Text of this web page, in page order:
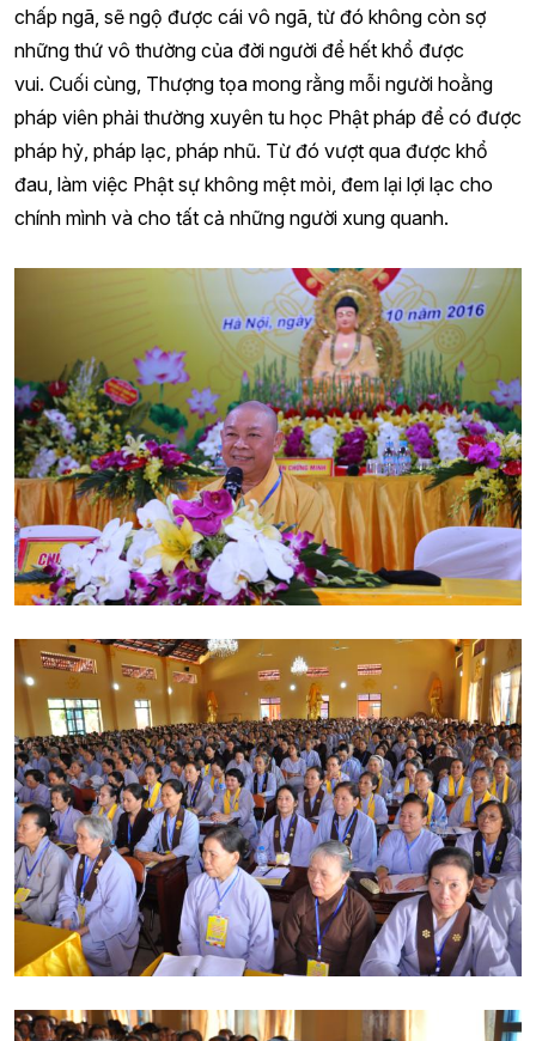
chấp ngã, sẽ ngộ được cái vô ngã, từ đó không còn sợ
những thứ vô thường của đời người để hết khổ được
vui. Cuối cùng, Thượng tọa mong rằng mỗi người hoằng
pháp viên phải thường xuyên tu học Phật pháp để có được
pháp hỷ, pháp lạc, pháp nhũ. Từ đó vượt qua được khổ
đau, làm việc Phật sự không mệt mỏi, đem lại lợi lạc cho
chính mình và cho tất cả những người xung quanh.